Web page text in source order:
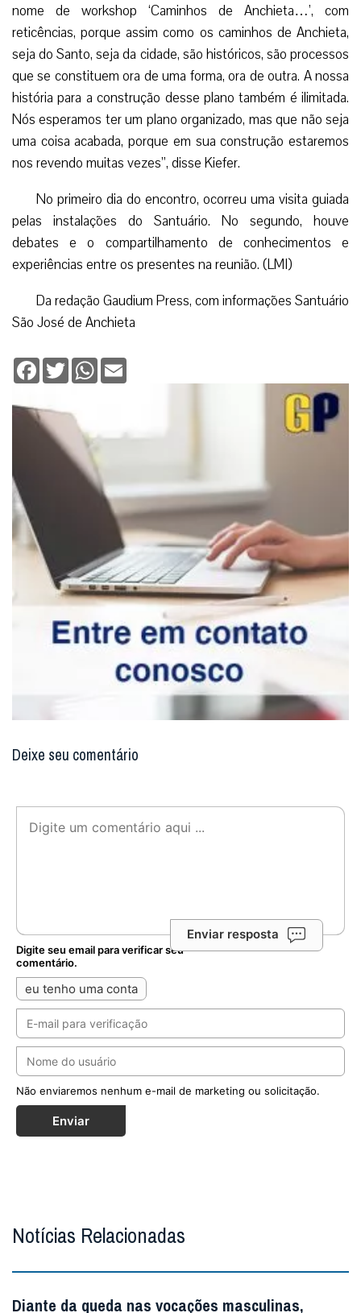
nome de workshop ‘Caminhos de Anchieta…’, com
reticências, porque assim como os caminhos de Anchieta,
seja do Santo, seja da cidade, são históricos, são processos
que se constituem ora de uma forma, ora de outra. A nossa
história para a construção desse plano também é ilimitada.
Nós esperamos ter um plano organizado, mas que não seja
uma coisa acabada, porque em sua construção estaremos
nos revendo muitas vezes”, disse Kiefer.
No primeiro dia do encontro, ocorreu uma visita guiada
pelas instalações do Santuário. No segundo, houve
debates e o compartilhamento de conhecimentos e
experiências entre os presentes na reunião. (LMI)
Da redação Gaudium Press, com informações Santuário
São José de Anchieta
Facebook
TwitterWhatsApp
Deixe seu comentário
Enviar resposta
Digite seu email para verificar seu
comentário.
eu tenho uma conta
Não enviaremos nenhum e-mail de marketing ou solicitação.
Enviar
Notícias Relacionadas
Diante da queda nas vocações masculinas,